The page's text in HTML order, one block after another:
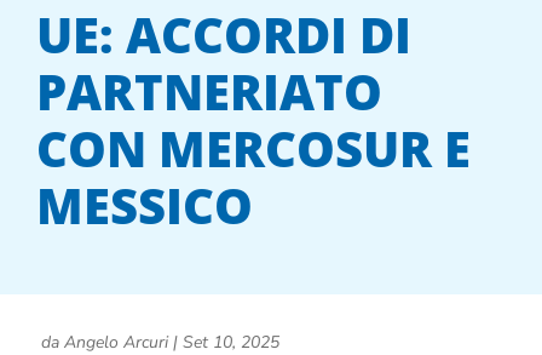
UE: ACCORDI DI
PARTNERIATO
CON MERCOSUR E
MESSICO
da Angelo Arcuri| Set 10, 2025